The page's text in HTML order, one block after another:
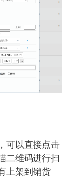
可以直接点击
二维码进行扫
上架到销货